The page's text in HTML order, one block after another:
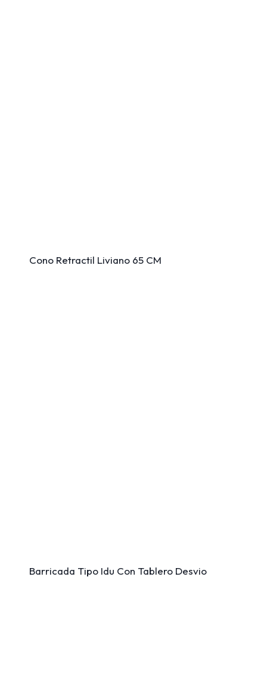
Cono Retractil Liviano 65 CM
Barricada Tipo Idu Con Tablero Desvio